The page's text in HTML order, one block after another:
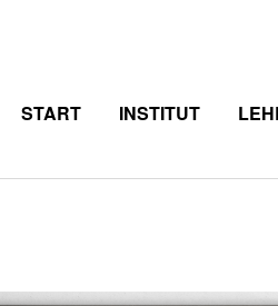
START INSTITUT